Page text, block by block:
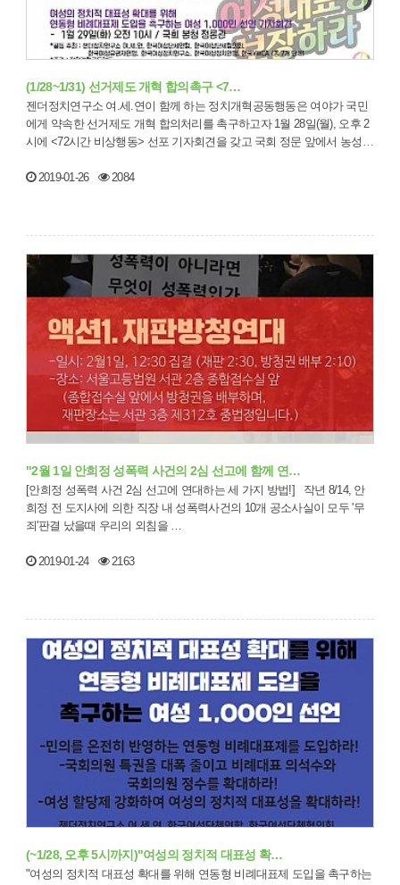
(1/28~1/31) 선거제도 개혁 합의촉구 <7…
젠더정치연구소 여.세.연이 함께 하는 정치개혁공동행동은 여야가 국민
에게 약속한 선거제도 개혁 합의처리를 촉구하고자 1월 28일(월), 오후 2
시에 <72시간 비상행동> 선포 기자회견을 갖고 국회 정문 앞에서 농성에
2019-01-26
2084
"2월 1일 안희정 성폭력 사건의 2심 선고에 함께 연…
[안희정 성폭력 사건 2심 선고에 연대하는 세 가지 방법!] 작년 8/14, 안
희정 전 도지사에 의한 직장 내 성폭력사건의 10개 공소사실이 모두 '무
죄'판결 났을때 우리의 외침을 …
2019-01-24 2163
(~1/28, 오후 5시까지)"여성의 정치적 대표성 확…
"여성의 정치적 대표성 확대를 위해 연동형 비례대표제 도입을 촉구하는